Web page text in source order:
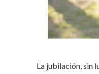
La jubilación, sin